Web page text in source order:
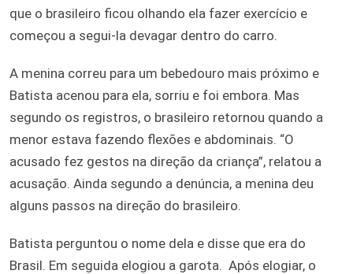
que o brasileiro ficou olhando ela fazer exercício e
começou a segui-la devagar dentro do carro.
A menina correu para um bebedouro mais próximo e
Batista acenou para ela, sorriu e foi embora. Mas
segundo os registros, o brasileiro retornou quando a
menor estava fazendo flexões e abdominais. “O
acusado fez gestos na direção da criança”, relatou a
acusação. Ainda segundo a denúncia, a menina deu
alguns passos na direção do brasileiro.
Batista perguntou o nome dela e disse que era do
Brasil. Em seguida elogiou a garota. Após elogiar, o